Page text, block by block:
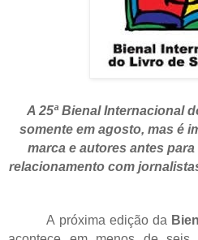
A 25ª Bienal Internacional
somente em agosto, mas é
marca e autores antes
relacionamento com
A próxima edição da